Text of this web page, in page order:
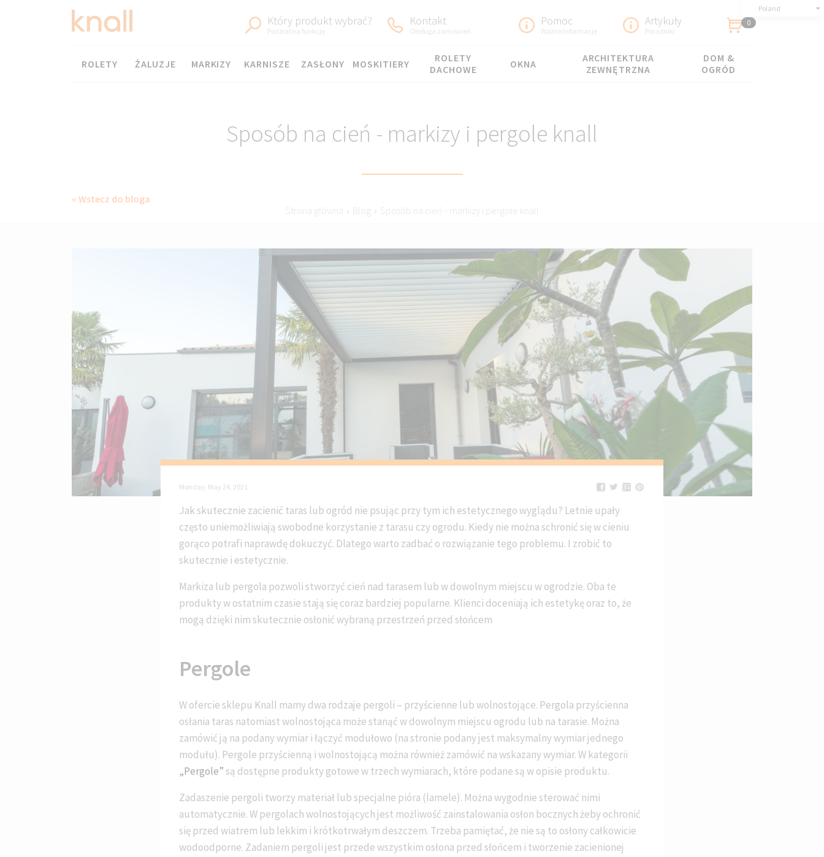
Poland
Który produkt wybrać?
Podział na funkcję
Kontakt
Obsługa zamówień
Pomoc
Ważne informacje
Artykuły
Poradniki
0
Menu KARNISZE
ROLETY ŻALUZJE MARKIZY ZASŁONY MOSKITIERY
ROLETY
DACHOWE
OKNA
ARCHITEKTURA
ZEWNĘTRZNA
DOM &
OGRÓD
Sposób na cień - markizy i pergole knall
« Wstecz do bloga
Strona główna › Blog › Sposób na cień - markizy i pergole knall
Monday, May 24, 2021
Jak skutecznie zacienić taras lub ogród nie psując przy tym ich estetycznego wyglądu? Letnie upały
często uniemożliwiają swobodne korzystanie z tarasu czy ogrodu. Kiedy nie można schronić się w cieniu
gorąco potrafi naprawdę dokuczyć. Dlatego warto zadbać o rozwiązanie tego problemu. I zrobić to
skutecznie i estetycznie.
Markiza lub pergola pozwoli stworzyć cień nad tarasem lub w dowolnym miejscu w ogrodzie. Oba te
produkty w ostatnim czasie stają się coraz bardziej popularne. Klienci doceniają ich estetykę oraz to, że
mogą dzięki nim skutecznie osłonić wybraną przestrzeń przed słońcem
Pergole
W ofercie sklepu Knall mamy dwa rodzaje pergoli – przyścienne lub wolnostojące. Pergola przyścienna
osłania taras natomiast wolnostojąca może stanąć w dowolnym miejscu ogrodu lub na tarasie. Można
zamówić ją na podany wymiar i łączyć modułowo (na stronie podany jest maksymalny wymiar jednego
modułu). Pergole przyścienną i wolnostojącą można również zamówić na wskazany wymiar. W kategorii
„Pergole”są dostępne produkty gotowe w trzech wymiarach, które podane są w opisie produktu.
Zadaszenie pergoli tworzy materiał lub specjalne pióra (lamele). Można wygodnie sterować nimi
automatycznie. W pergolach wolnostojących jest możliwość zainstalowania osłon bocznych żeby ochronić
się przed wiatrem lub lekkim i krótkotrwałym deszczem. Trzeba pamiętać, że nie są to osłony całkowicie
wodoodporne. Zadaniem pergoli jest przede wszystkim osłona przed słońcem i tworzenie zacienionej